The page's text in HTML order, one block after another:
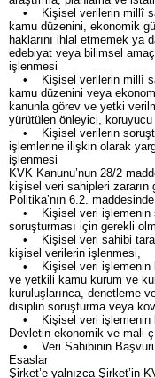
• Kişisel verilerin millî
kamu düzenini, ekonomik
haklarını ihlal etmemek ya
edebiyat veya bilimsel
işlenmesi
• Kişisel verilerin millî
kamu düzenini veya
kanunla görev ve yetki
yürütülen önleyici,
• Kişisel verilerin
işlemlerine ilişkin olarak
işlenmesi
KVK Kanunu’nun 28/2
kişisel veri sahipleri
Politika’nın 6.2.
• Kişisel veri işlemenin
soruşturması için gerekli
• Kişisel veri sahibi
kişisel verilerin işlenmesi,
• Kişisel veri işlemenin
ve yetkili kamu kurum ve
kuruluşlarınca, denetleme
disiplin soruşturma veya
• Kişisel veri işlemenin
Devletin ekonomik ve mali
• Veri Sahibinin
Esaslar
Şirket’e yalnızca Şirket’in